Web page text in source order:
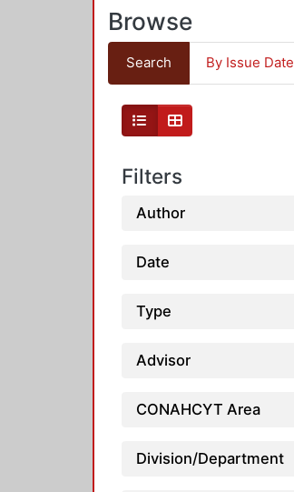
Browse
Search By Issue Date
Filters
Author
Date
Type
Advisor
CONAHCYT Area
Division/Department